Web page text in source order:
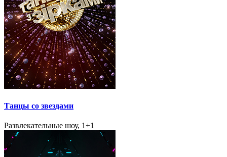
Танцы со звездами
Развлекательные шоу, 1+1